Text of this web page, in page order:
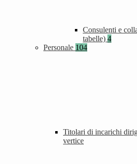
Consulenti e
tabelle) 4
Personale 104
Titolari di incarichi
vertice